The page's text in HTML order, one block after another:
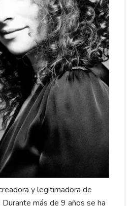
y legitimadora de
más de 9 años se ha